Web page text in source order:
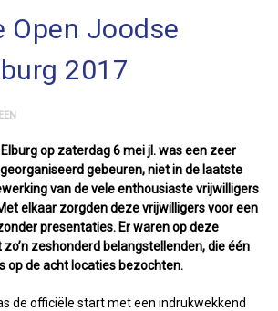
Open Joodse
2017
op zaterdag 6 mei jl. was een zeer
gebeuren, niet in de laatste
van de vele enthousiaste vrijwilligers
elkaar zorgden deze vrijwilligers voor een
presentaties. Er waren op deze
zeshonderd belangstellenden, die één
op de acht locaties bezochten.
de officiële start met een indrukwekkend